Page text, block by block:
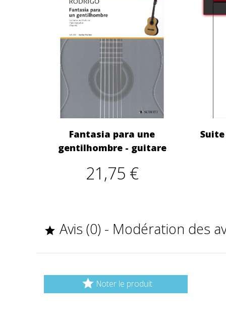
Fantasia para une
gentilhombre - guitare
21,75 €
 Avis (0) - Modération des
 Noter le produit